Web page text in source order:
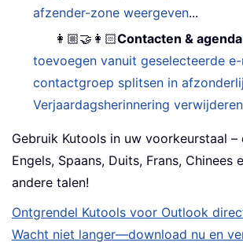
afzender-zone weergeven...
👩🏼‍🤝‍👩🏻Contacten & agenda
toevoegen vanuit geselecteerde
contactgroep splitsen in
Verjaardagsherinnering verwijderen
Gebruik Kutools in uw voorkeurstaal –
Engels, Spaans, Duits, Frans, Chinees
andere talen!
Ontgrendel Kutools voor Outlook
Wacht niet langer—download nu en